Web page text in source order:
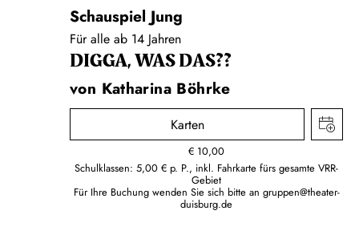
Schauspiel Jung
Für alle ab 14 Jahren
DIGGA, WAS DAS??
von Katharina Böhrke
Karten
€ 10,00
Schulklassen: 5,00 € p. P., inkl. Fahrkarte fürs gesamte VRR-
Gebiet
Für Ihre Buchung wenden Sie sich bitte an gruppen@theater-
duisburg.de